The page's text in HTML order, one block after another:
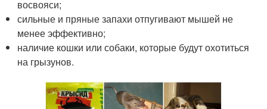
восвояси;
сильные и пряные запахи отпугивают мышей не
менее эффективно;
наличие кошки или собаки, которые будут охотиться
на грызунов.